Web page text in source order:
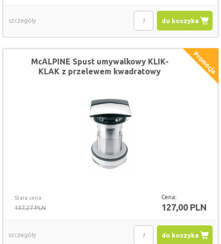
do koszyka
szczegóły
Stara cena
137,27 PLN
Cena:
127,00 PLN
McALPINE Spust umywalkowy KLIK-
KLAK z przelewem kwadratowy
do koszyka
szczegóły